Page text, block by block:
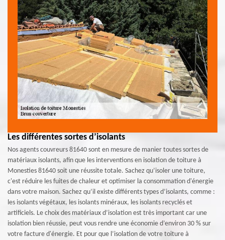
Les différentes sortes d’isolants
Nos agents couvreurs 81640 sont en mesure de manier toutes sortes de
matériaux isolants, afin que les interventions en isolation de toiture à
Monesties 81640 soit une réussite totale. Sachez qu’isoler une toiture,
c'est réduire les fuites de chaleur et optimiser la consommation d'énergie
dans votre maison. Sachez qu’il existe différents types d’isolants, comme :
les isolants végétaux, les isolants minéraux, les isolants recyclés et
artificiels. Le choix des matériaux d’isolation est très important car une
isolation bien réussie, peut vous rendre une économie d’environ 30 % sur
votre facture d'énergie. Et pour que l’isolation de votre toiture à